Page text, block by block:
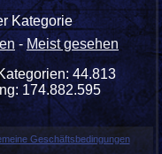
Kategorie
-Meist gesehen
44.813
174.882.595
Geschäftsbedingungen